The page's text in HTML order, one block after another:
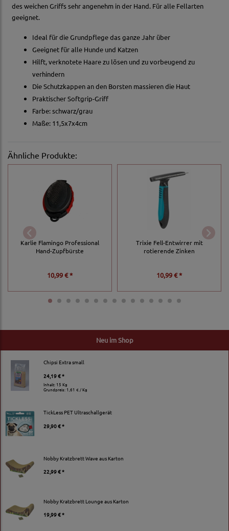
Neu im Shop
Chipsi Extra small
24,19 € *
Inhalt: 15 Kg
Grundpreis:1,61 € / Kg
TickLess PET Ultraschallgerät
29,90 € *
Nobby Kratzbrett Wave aus Karton
22,99 € *
Nobby Kratzbrett Lounge aus Karton
19,99 € *
des weichen Griffs sehr angenehm in der Hand. Für alle Fellarten
geeignet.
Ideal für die Grundpflege das ganze Jahr über
Geeignet für alle Hunde und Katzen
Hilft, verknotete Haare zu lösen und zu vorbeugend zu
verhindern
Die Schutzkappen an den Borsten massieren die Haut
Praktischer Softgrip-Griff
Farbe: schwarz/grau
Maße: 11,5x7x4cm
Ähnliche Produkte:
Karlie Flamingo Professional
Hand-Zupfbürste
10,99 € *
Trixie Fell-Entwirrer mit
rotierende Zinken
10,99 € *